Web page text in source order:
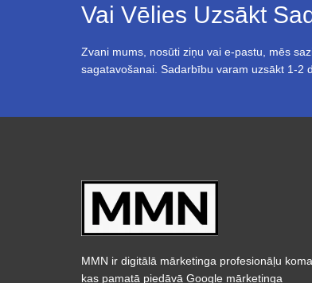
Vai Vēlies Uzsākt
Zvani mums, nosūti ziņu vai e-pastu, mēs
sagatavošanai. Sadarbību varam uzsākt 1-2
MMN ir digitālā mārketinga profesionāļu
kas pamatā piedāvā Google mārketinga